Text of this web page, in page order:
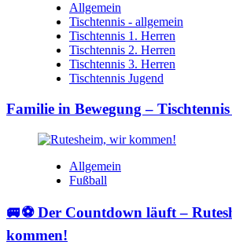
Allgemein
Tischtennis - allgemein
Tischtennis 1. Herren
Tischtennis 2. Herren
Tischtennis 3. Herren
Tischtennis Jugend
Familie in Bewegung –
Allgemein
Fußball
🚐⚽ Der Countdown läuft –
kommen!